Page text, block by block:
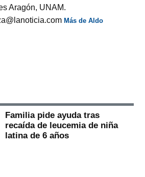
Aragón, UNAM.
Más de Aldo
Familia pide ayuda tras
recaída de leucemia de niña
latina de 6 años